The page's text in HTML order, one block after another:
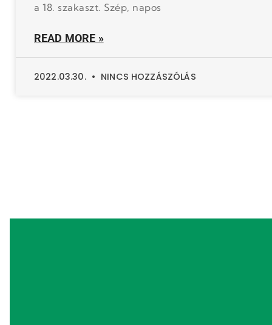
a 18. szakaszt. Szép, napos
READ MORE »
2022.03.30. NINCS HOZZÁSZÓLÁS